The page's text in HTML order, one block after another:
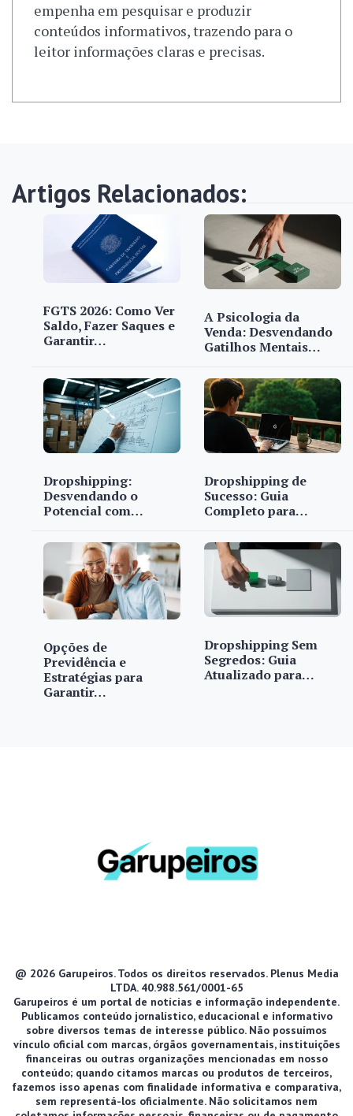
empenha em pesquisar e produzir
conteúdos informativos, trazendo para o
leitor informações claras e precisas.
Artigos Relacionados:
FGTS 2026: Como Ver
Saldo, Fazer Saques e
Garantir…
A Psicologia da
Venda: Desvendando
Gatilhos Mentais…
Dropshipping:
Desvendando o
Potencial com…
Dropshipping de
Sucesso: Guia
Completo para…
Opções de
Previdência e
Estratégias para
Garantir…
Dropshipping Sem
Segredos: Guia
Atualizado para…
@ 2026 Garupeiros. Todos os direitos reservados. Plenus Media
LTDA. 40.988.561/0001-65
Garupeiros é um portal de notícias e informação independente.
Publicamos conteúdo jornalístico, educacional e informativo
sobre diversos temas de interesse público. Não possuímos
vínculo oficial com marcas, órgãos governamentais, instituições
financeiras ou outras organizações mencionadas em nosso
conteúdo; quando citamos marcas ou produtos de terceiros,
fazemos isso apenas com finalidade informativa e comparativa,
sem representá-los oficialmente. Não solicitamos nem